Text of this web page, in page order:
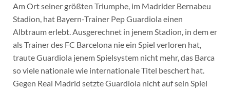
Am Ort seiner größten Triumphe, im Madrider Bernabeu
Stadion, hat Bayern-Trainer Pep Guardiola einen
Albtraum erlebt. Ausgerechnet in jenem Stadion, in dem er
als Trainer des FC Barcelona nie ein Spiel verloren hat,
traute Guardiola jenem Spielsystem nicht mehr, das Barca
so viele nationale wie internationale Titel beschert hat.
Gegen Real Madrid setzte Guardiola nicht auf sein Spiel